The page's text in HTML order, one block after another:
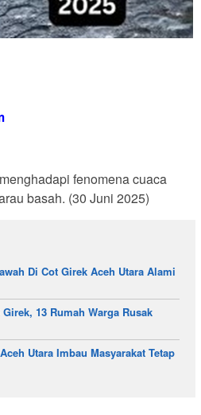
fenomena cuaca
basah. (30 Juni 2025)
Di Cot Girek Aceh Utara Alami
13 Rumah Warga Rusak
Utara Imbau Masyarakat Tetap